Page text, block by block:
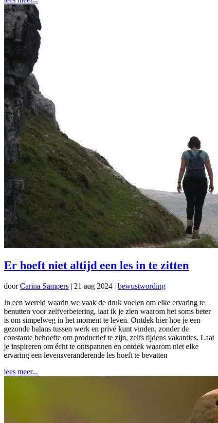
Er hoeft niet altijd een les in te zitten
doorCarina Sampers | 21 aug 2024 | bewustwording
In een wereld waarin we vaak de druk voelen om elke ervaring te
benutten voor zelfverbetering, laat ik je zien waarom het soms beter
is om simpelweg in het moment te leven. Ontdek hier hoe je een
gezonde balans tussen werk en privé kunt vinden, zonder de
constante behoefte om productief te zijn, zelfs tijdens vakanties. Laat
je inspireren om écht te ontspannen en ontdek waarom niet elke
ervaring een levensveranderende les hoeft te bevatten
lees meer...